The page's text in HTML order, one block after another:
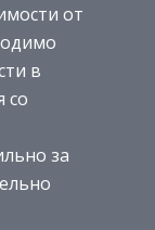
от
в
со
за